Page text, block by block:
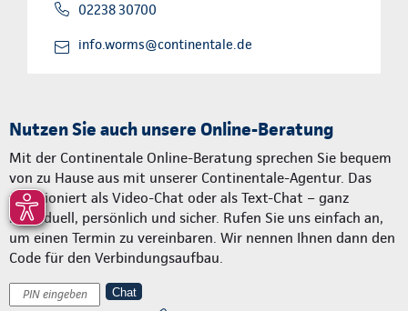
02238 30700
info.worms@continentale.de
Nutzen Sie auch unsere Online-Beratung
Mit der Continentale Online-Beratung sprechen Sie bequem
von zu Hause aus mit unserer Continentale-Agentur. Das
funktioniert als Video-Chat oder als Text-Chat – ganz
individuell, persönlich und sicher. Rufen Sie uns einfach an,
um einen Termin zu vereinbaren. Wir nennen Ihnen dann den
Code für den Verbindungsaufbau.
Chat